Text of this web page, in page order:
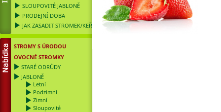
SLOUPOVITÉ JABLONĚ
PRODEJNÍ DOBA
JAK ZASADIT STROMEK/KEŘ
STROMY S ÚRODOU
OVOCNÉ STROMKY
STARÉ ODRŮDY
JABLONĚ
Letní
Podzimní
Zimní
Sloupovité